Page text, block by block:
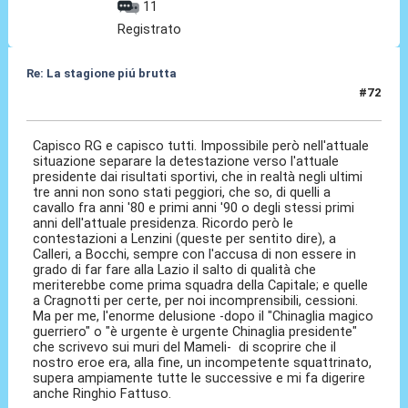
11
Registrato
Re: La stagione piú brutta
#72
Capisco RG e capisco tutti. Impossibile però nell'attuale
situazione separare la detestazione verso l'attuale
presidente dai risultati sportivi, che in realtà negli ultimi
tre anni non sono stati peggiori, che so, di quelli a
cavallo fra anni '80 e primi anni '90 o degli stessi primi
anni dell'attuale presidenza. Ricordo però le
contestazioni a Lenzini (queste per sentito dire), a
Calleri, a Bocchi, sempre con l'accusa di non essere in
grado di far fare alla Lazio il salto di qualità che
meriterebbe come prima squadra della Capitale; e quelle
a Cragnotti per certe, per noi incomprensibili, cessioni.
Ma per me, l'enorme delusione -dopo il "Chinaglia magico
guerriero" o "è urgente è urgente Chinaglia presidente"
che scrivevo sui muri del Mameli- di scoprire che il
nostro eroe era, alla fine, un incompetente squattrinato,
supera ampiamente tutte le successive e mi fa digerire
anche Ringhio Fattuso.